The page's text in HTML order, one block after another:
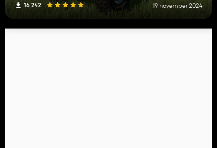
16 242 19 november 2024